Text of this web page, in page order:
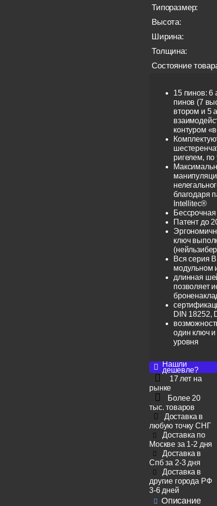
Типоразмер:
Высота:
Ширина:
Толщина:
Состояние
15 пинов: 6
пинов (7
втором и 5
контуром
ригелем,
благодаря
Intellitec®
Патент до
ключ
Вся серия
модульном
длинная
позволяет
DIN 18252,
один ключ и
уровня
Нашли
дешевле?
17 лет на
рынке
Более 20
тыс. товаров
Доставка в
любую точку СНГ
Доставка по
Москве за 1-2 дня
Доставка в
Спб за 2-3 дня
Доставка в
другие города РФ
3-6 дней
Описание